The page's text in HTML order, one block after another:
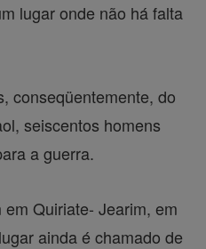
lugar onde não há falta
conseqüentemente, do
seiscentos homens
a guerra.
Quiriate- Jearim, em
ainda é chamado de